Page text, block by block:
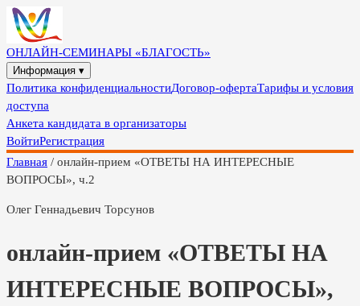
ОНЛАЙН-СЕМИНАРЫ «БЛАГОСТЬ»
Информация ▾
Политика конфиденциальностиДоговор-офертаТарифы и условия
доступа
Анкета кандидата в организаторы
ВойтиРегистрация
Главная / онлайн-прием «ОТВЕТЫ НА ИНТЕРЕСНЫЕ
ВОПРОСЫ», ч.2
Олег Геннадьевич Торсунов
онлайн-прием «ОТВЕТЫ НА
ИНТЕРЕСНЫЕ ВОПРОСЫ»,